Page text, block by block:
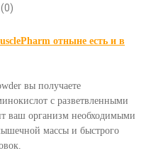
отныне есть и в
вы получаете
с разветвленными
ваш организм необходимыми
массы и быстрого